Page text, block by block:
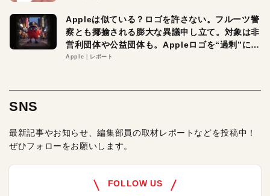
Appleは似ている？ロゴを許さない。フルーツ警
察とも揶揄される膨大な異議申し立て。対象は非
営利団体や公益団体も。Appleロゴを“過剰”に守
る理由とは
Apple レポート
SNS
最新記事やお知らせ、編集部員の取材レポートなどを投稿中！
ぜひフォローをお願いします。
FOLLOW US